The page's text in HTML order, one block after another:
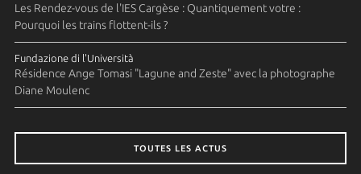
Les Rendez-vous de l'IES Cargèse : Quantiquement votre :
Pourquoi les trains flottent-ils ?
Fundazione di l'Università
Résidence Ange Tomasi "Lagune and Zeste" avec la photographe
Diane Moulenc
TOUTES LES ACTUS